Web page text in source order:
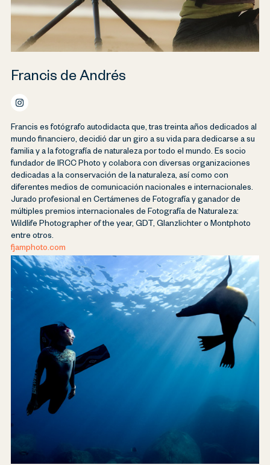
Francis de Andrés
Francis es fotógrafo autodidacta que, tras treinta años dedicados al
mundo financiero, decidió dar un giro a su vida para dedicarse a su
familia y a la fotografía de naturaleza por todo el mundo. Es socio
fundador de IRCC Photo y colabora con diversas organizaciones
dedicadas a la conservación de la naturaleza, así como con
diferentes medios de comunicación nacionales e internacionales.
Jurado profesional en Certámenes de Fotografía y ganador de
múltiples premios internacionales de Fotografía de Naturaleza:
Wildlife Photographer of the year, GDT, Glanzlichter o Montphoto
entre otros.
fjamphoto.com